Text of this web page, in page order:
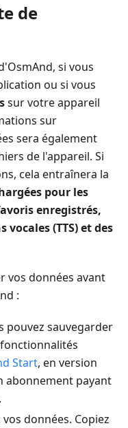
de
si vous
ou si vous
sur votre appareil
sur
sera également
de l'appareil. Si
cela entraînera la
pour les
enregistrés,
vocales (TTS) et des
vos données avant
:
pouvez sauvegarder
Start, en version
abonnement payant
vos données. Copiez